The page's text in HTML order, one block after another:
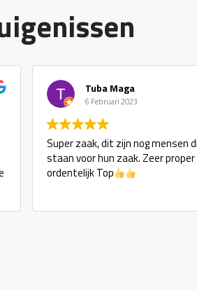
Tuba Maga
6 Februari 2023
Super zaak, dit zijn nog mensen
staan voor hun zaak. Zeer
ordentelijk Top